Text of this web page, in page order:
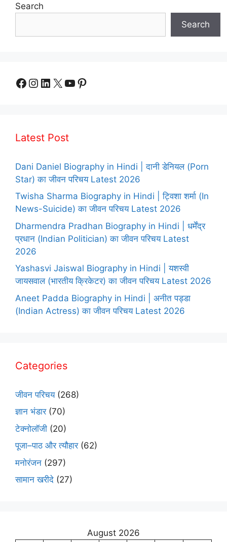
Search
Search
Facebook
Instagram
LinkedIn
X YouTube
Pinterest
Latest Post
Dani Daniel Biography in Hindi | दानी डेनियल (Porn
Star) का जीवन परिचय Latest 2026
Twisha Sharma Biography in Hindi | ट्विशा शर्मा (In
News-Suicide) का जीवन परिचय Latest 2026
Dharmendra Pradhan Biography in Hindi | धर्मेंद्र
प्रधान (Indian Politician) का जीवन परिचय Latest
2026
Yashasvi Jaiswal Biography in Hindi | यशस्वी
जायसवाल (भारतीय क्रिकेटर) का जीवन परिचय Latest 2026
Aneet Padda Biography in Hindi | अनीत पड्डा
(Indian Actress) का जीवन परिचय Latest 2026
Categories
जीवन परिचय(268)
ज्ञान भंडार(70)
टेक्नोलॉजी (20)
पूजा–पाठ और त्यौहार(62)
मनोरंजन (297)
सामान खरीदे (27)
August 2026